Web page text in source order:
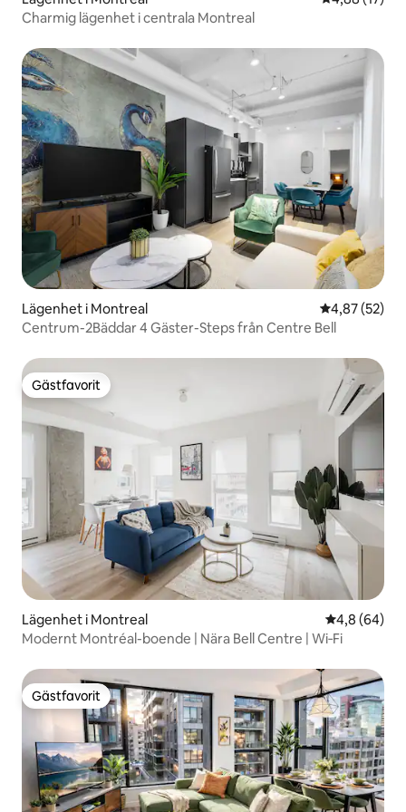
Charmig lägenhet i centrala Montreal
Lägenhet i Montreal 4,87 av 5 i
4,87 (52)
Centrum-2Bäddar 4 Gäster-Steps från Centre Bell
Gästfavorit
Gästfavorit
Lägenhet i Montreal 4,8 av 5 i
4,8 (64)
Modernt Montréal-boende | Nära Bell Centre | Wi‑Fi
Gästfavorit
Gästfavorit